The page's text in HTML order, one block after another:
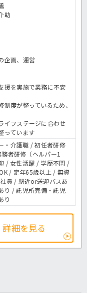
助
企画、運営
援を実施で業務に不安
度が整っているため、
イフステージに合わせ
っています
・介護職 / 初任者研修
者研修（ヘルパー1
/ 女性活躍 / 学歴不問 /
/ 定年65歳以上 / 無資
員 / 駅近or送迎バスあ
り / 託児所完備・託児
り
詳細を見る